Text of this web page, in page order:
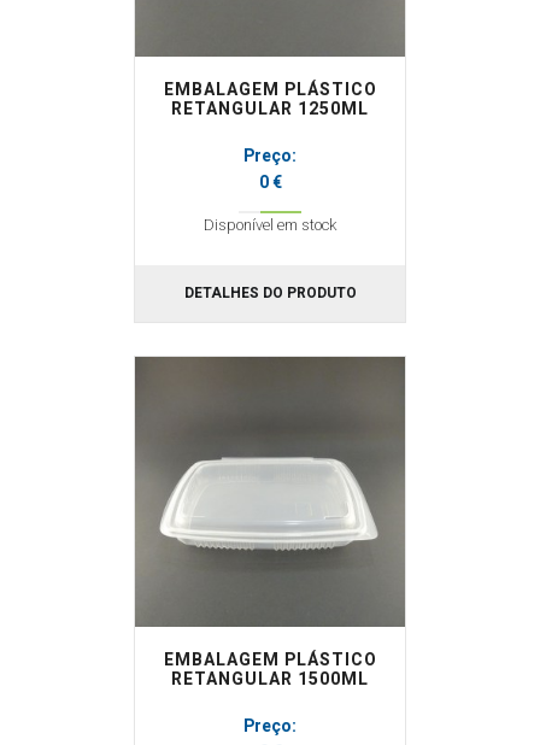
EMBALAGEM PLÁSTICO
RETANGULAR 1250ML
Preço:
0 €
Disponível em stock
DETALHES DO PRODUTO
EMBALAGEM PLÁSTICO
RETANGULAR 1500ML
Preço: